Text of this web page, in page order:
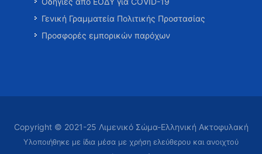
Γενική Γραμματεία Πολιτικής Προστασίας
Προσφορές εμπορικών παρόχων
Copyright © 2021-25 Λιμενικό Σώμα-Ελληνική Ακτοφυλακή
Υλοποιήθηκε με ίδια μέσα με χρήση ελεύθερου και ανοιχτού